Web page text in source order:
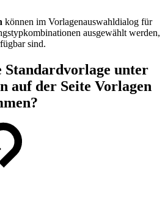
können im Vorlagenauswahldialog für
ausgewählt werden,
sind.
Standardvorlage unter
auf der Seite Vorlagen